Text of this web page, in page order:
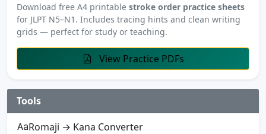
Download free A4 printable stroke order practice sheets
for JLPT N5–N1. Includes tracing hints and clean writing
grids — perfect for study or teaching.
View Practice PDFs
Tools
Romaji → Kana Converter